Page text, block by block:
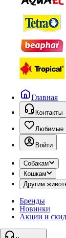
Главная
Контакты
Любимые
Войти
Собакам
Кошкам
Другим
Бренды
Новинки
Акции и